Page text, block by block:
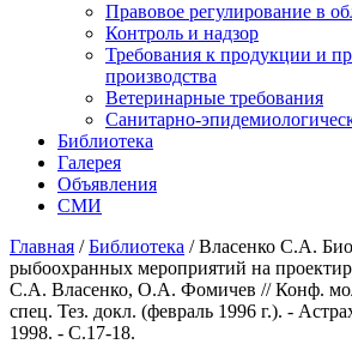
Правовое регулирование в
Контроль и надзор
Требования к продукции и
производства
Ветеринарные требования
Санитарно-
Библиотека
Галерея
Объявления
СМИ
Главная /Библиотека /Власенко С.А.
рыбоохранных мероприятий на
С.А. Власенко, О.А. Фомичев // Конф.
спец. Тез. докл. (февраль 1996 г.). -
1998. - С.17-18.